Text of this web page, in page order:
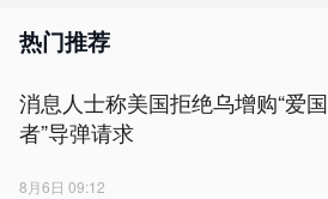
热门推荐
消息人士称美国拒绝乌增购“爱国
者”导弹请求
8月6日 09:12